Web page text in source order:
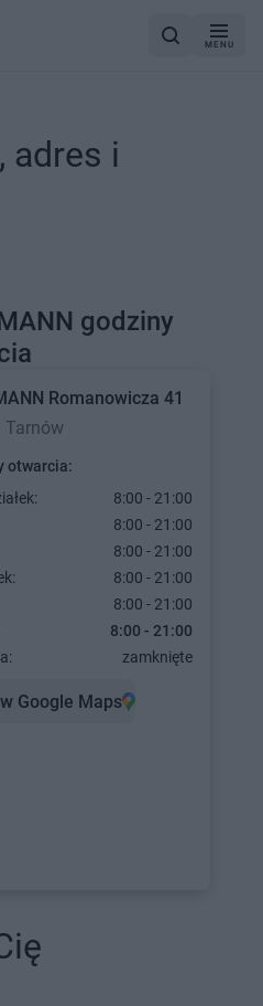
MENU
adres i
godziny
Romanowicza 41
Tarnów
otwarcia:
8:00 - 21:00
8:00 - 21:00
8:00 - 21:00
8:00 - 21:00
8:00 - 21:00
8:00 - 21:00
zamknięte
Google Maps